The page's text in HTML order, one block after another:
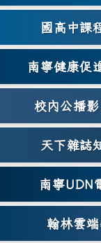
國高中課
南寧健康促
(
校內公播
天下雜誌
(
南寧UDN
翰林雲